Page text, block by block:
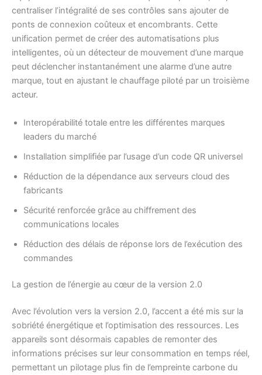
centraliser l’intégralité de ses contrôles sans ajouter de
ponts de connexion coûteux et encombrants. Cette
unification permet de créer des automatisations plus
intelligentes, où un détecteur de mouvement d’une marque
peut déclencher instantanément une alarme d’une autre
marque, tout en ajustant le chauffage piloté par un troisième
acteur.
Interopérabilité totale entre les différentes marques
leaders du marché
Installation simplifiée par l’usage d’un code QR universel
Réduction de la dépendance aux serveurs cloud des
fabricants
Sécurité renforcée grâce au chiffrement des
communications locales
Réduction des délais de réponse lors de l’exécution des
commandes
La gestion de l’énergie au cœur de la version 2.0
Avec l’évolution vers la version 2.0, l’accent a été mis sur la
sobriété énergétique et l’optimisation des ressources. Les
appareils sont désormais capables de remonter des
informations précises sur leur consommation en temps réel,
permettant un pilotage plus fin de l’empreinte carbone du